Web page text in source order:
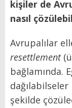
kişiler de
nasıl
Avrupalılar
resettlement
bağlamında.
şekilde